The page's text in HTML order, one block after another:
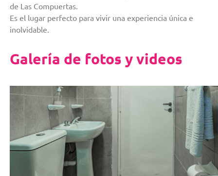
de Las Compuertas.
Es el lugar perfecto para vivir una experiencia única e
inolvidable.
Galería de fotos y videos